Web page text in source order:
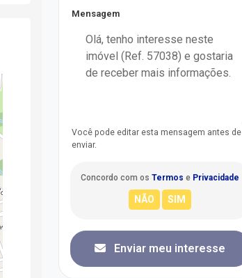
Mensagem
Você pode editar esta mensagem antes de
enviar.
Concordo com os Termos e Privacidade
Enviar meu interesse